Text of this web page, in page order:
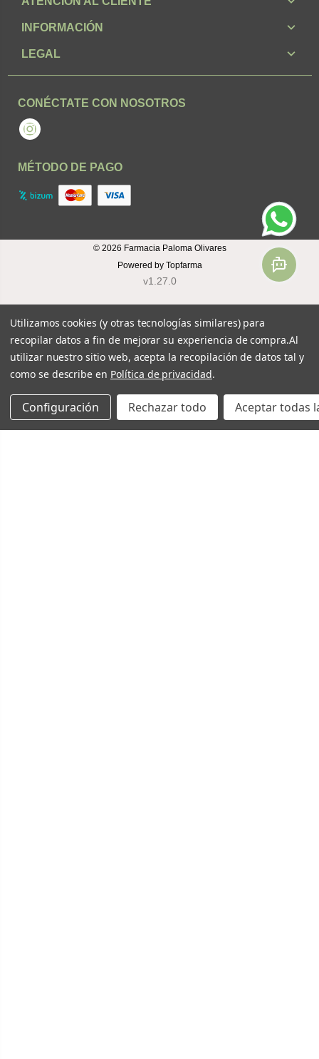
INFORMACIÓN
LEGAL
CONÉCTATE CON NOSOTROS
Instagram
MÉTODO DE PAGO
© 2026 Farmacia Paloma Olivares
Powered by Topfarma
v1.27.0
Utilizamos cookies (y otras tecnologías similares) para
recopilar datos a fin de mejorar su experiencia de compra.Al
utilizar nuestro sitio web, acepta la recopilación de datos tal y
como se describe en Política de privacidad.
Configuración Rechazar todo Aceptar todas